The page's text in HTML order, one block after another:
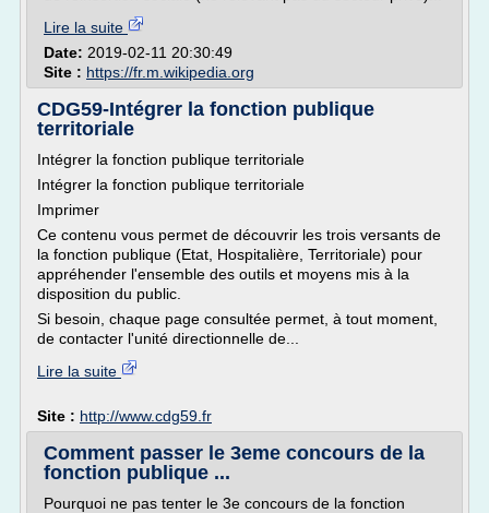
Lire la suite
Date: 2019-02-11 20:30:49
Site : https://fr.m.wikipedia.org
CDG59-Intégrer la fonction publique
territoriale
Intégrer la fonction publique territoriale
Intégrer la fonction publique territoriale
Imprimer
Ce contenu vous permet de découvrir les trois versants de
la fonction publique (Etat, Hospitalière, Territoriale) pour
appréhender l'ensemble des outils et moyens mis à la
disposition du public.
Si besoin, chaque page consultée permet, à tout moment,
de contacter l'unité directionnelle de...
Lire la suite
Site : http://www.cdg59.fr
Comment passer le 3eme concours de la
fonction publique ...
Pourquoi ne pas tenter le 3e concours de la fonction